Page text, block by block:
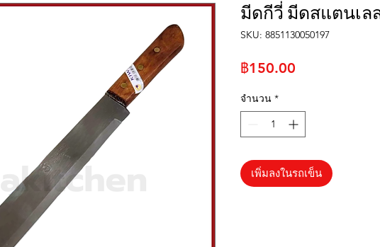
มีดกีวี่ มีดสแตนเล
SKU: 8851130050197
฿150.00
จำนวน *
เพิ่มลงในรถเข็น